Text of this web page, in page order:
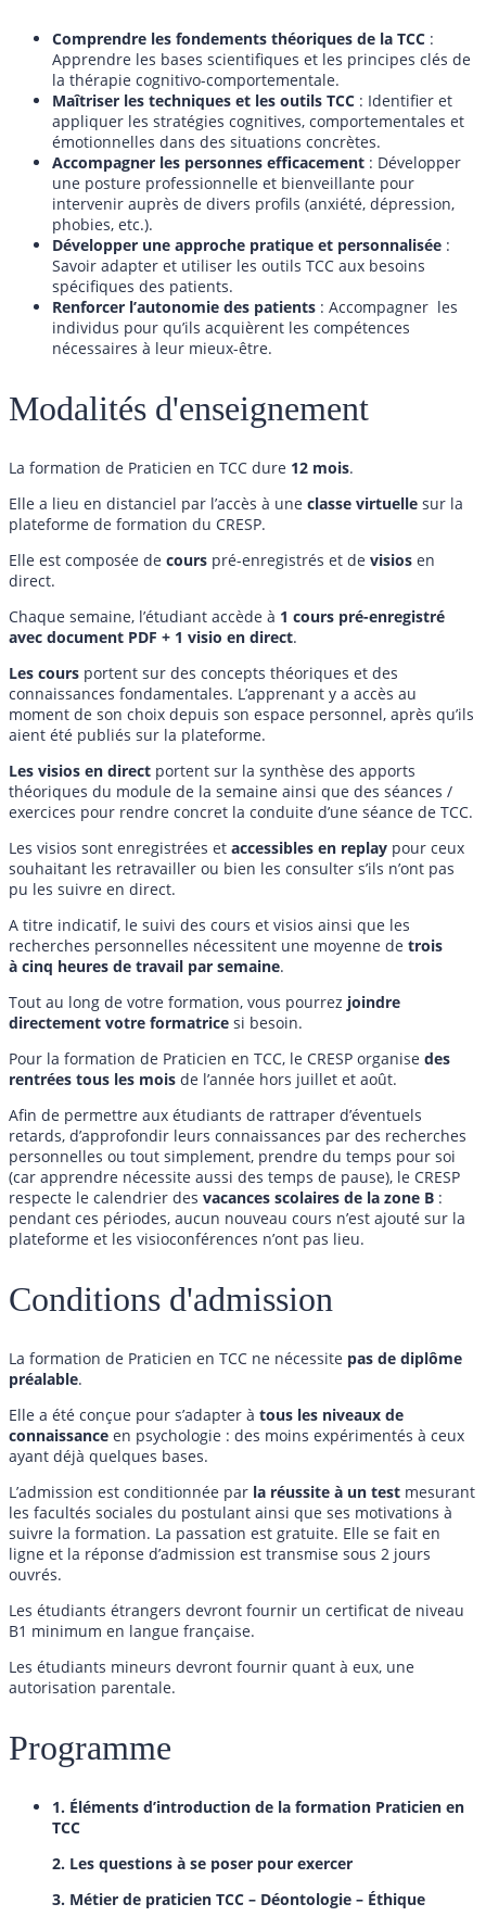
Comprendre les fondements théoriques de la TCC :
Apprendre les bases scientifiques et les principes clés de
la thérapie cognitivo-comportementale.
Maîtriser les techniques et les outils TCC : Identifier et
appliquer les stratégies cognitives, comportementales et
émotionnelles dans des situations concrètes.
Accompagner les personnes efficacement : Développer
une posture professionnelle et bienveillante pour
intervenir auprès de divers profils (anxiété, dépression,
phobies, etc.).
Développer une approche pratique et personnalisée :
Savoir adapter et utiliser les outils TCC aux besoins
spécifiques des patients.
Renforcer l’autonomie des patients : Accompagner les
individus pour qu’ils acquièrent les compétences
nécessaires à leur mieux-être.
Modalités d'enseignement
La formation de Praticien en TCC dure 12 mois.
Elle a lieu en distanciel par l’accès à une classe virtuelle sur la
plateforme de formation du CRESP.
Elle est composée de cours pré-enregistrés et de visios en
direct.
Chaque semaine, l’étudiant accède à 1 cours pré-enregistré
avec document PDF + 1 visio en direct.
Les cours portent sur des concepts théoriques et des
connaissances fondamentales. L’apprenant y a accès au
moment de son choix depuis son espace personnel, après qu’ils
aient été publiés sur la plateforme.
Les visios en direct portent sur la synthèse des apports
théoriques du module de la semaine ainsi que des séances /
exercices pour rendre concret la conduite d’une séance de TCC.
Les visios sont enregistrées et accessibles en replay pour ceux
souhaitant les retravailler ou bien les consulter s’ils n’ont pas
pu les suivre en direct.
A titre indicatif, le suivi des cours et visios ainsi que les
recherches personnelles nécessitent une moyenne de trois
à cinq heures de travail par semaine.
Tout au long de votre formation, vous pourrez joindre
directement votre formatrice si besoin.
Pour la formation de Praticien en TCC, le CRESP organise des
rentrées tous les mois de l’année hors juillet et août.
Afin de permettre aux étudiants de rattraper d’éventuels
retards, d’approfondir leurs connaissances par des recherches
personnelles ou tout simplement, prendre du temps pour soi
(car apprendre nécessite aussi des temps de pause), le CRESP
respecte le calendrier des vacances scolaires de la zone B :
pendant ces périodes, aucun nouveau cours n’est ajouté sur la
plateforme et les visioconférences n’ont pas lieu.
Conditions d'admission
La formation de Praticien en TCC ne nécessite pas de diplôme
préalable.
Elle a été conçue pour s’adapter à tous les niveaux de
connaissance en psychologie : des moins expérimentés à ceux
ayant déjà quelques bases.
L’admission est conditionnée par la réussite à un test mesurant
les facultés sociales du postulant ainsi que ses motivations à
suivre la formation. La passation est gratuite. Elle se fait en
ligne et la réponse d’admission est transmise sous 2 jours
ouvrés.
Les étudiants étrangers devront fournir un certificat de niveau
B1 minimum en langue française.
Les étudiants mineurs devront fournir quant à eux, une
autorisation parentale.
Programme
1. Éléments d’introduction de la formation Praticien en
TCC
2. Les questions à se poser pour exercer
3. Métier de praticien TCC – Déontologie – Éthique